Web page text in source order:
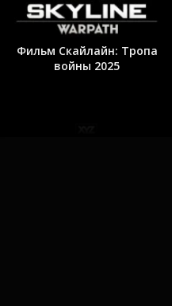
Фильм Скайлайн: Тропа
войны 2025